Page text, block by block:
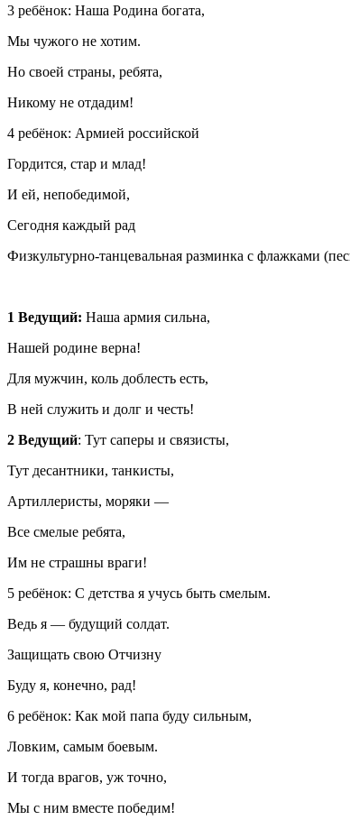
3 ребёнок: Наша Родина богата,
Мы чужого не хотим.
Но своей страны, ребята,
Никому не отдадим!
4 ребёнок: Армией российской
Гордится, стар и млад!
И ей, непобедимой,
Сегодня каждый рад
Физкультурно-танцевальная разминка с флажками
1 Ведущий: Наша армия сильна,
Нашей родине верна!
Для мужчин, коль доблесть есть,
В ней служить и долг и честь!
2 Ведущий: Тут саперы и связисты,
Тут десантники, танкисты,
Артиллеристы, моряки —
Все смелые ребята,
Им не страшны враги!
5 ребёнок: С детства я учусь быть смелым.
Ведь я — будущий солдат.
Защищать свою Отчизну
Буду я, конечно, рад!
6 ребёнок: Как мой папа буду сильным,
Ловким, самым боевым.
И тогда врагов, уж точно,
Мы с ним вместе победим!